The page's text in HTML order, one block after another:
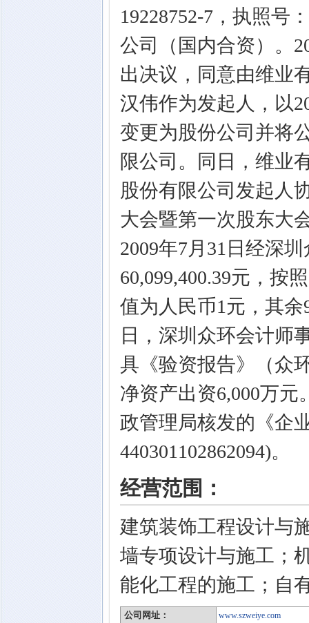
19228752-7，执照号
公司（国内合资）。
出决议，同意由维业
汉伟作为发起人，以
变更为股份公司并将
限公司。同日，维业
股份有限公司发起人
大会暨第一次股东大
2009年7月31日经深
60,099,400.39元，按
值为人民币1元，其余
日，深圳众环会计师
具《验资报告》（众
净资产出资6,000万元
政管理局核发的《企
440301102862094)。
经营范围：
建筑装饰工程设计与
墙专项设计与施工；
能化工程的施工；自
公司网址： www.szweiye.com